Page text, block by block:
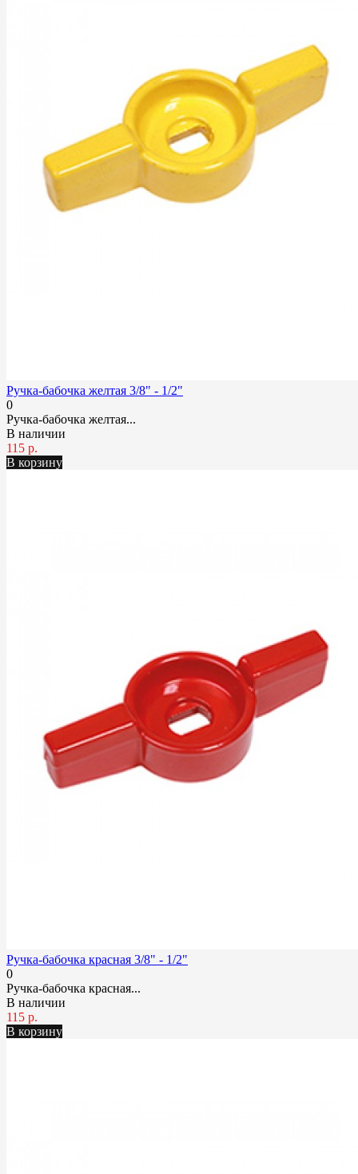
Ручка-бабочка желтая 3/8" - 1/2"
0
Ручка-бабочка желтая...
В наличии
115 р.
В корзину
Ручка-бабочка красная 3/8" - 1/2"
0
Ручка-бабочка красная...
В наличии
115 р.
В корзину